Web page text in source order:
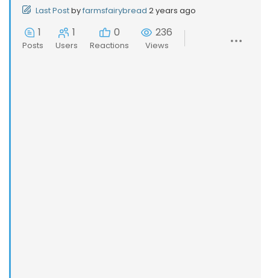
Last Postbyfarmsfairybread 2 years ago
1
Posts
1
Users
0
Reactions
236
Views